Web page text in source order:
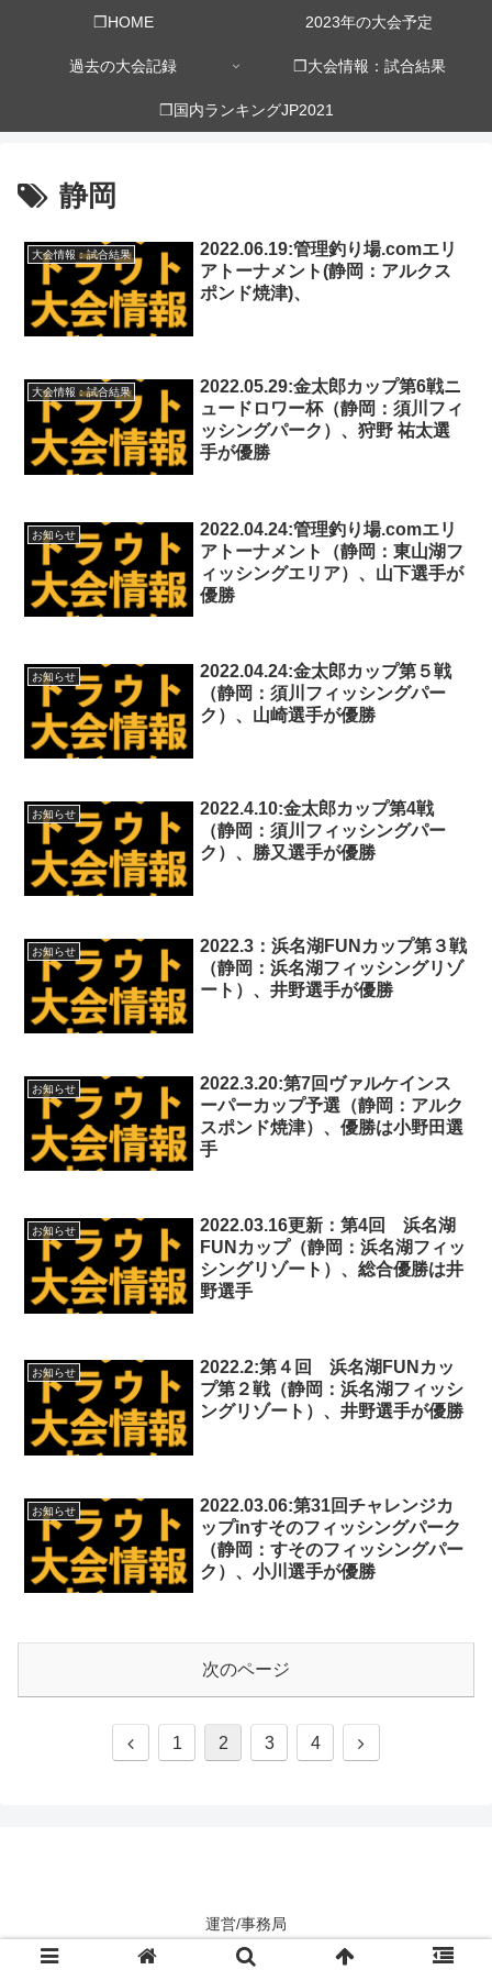
❒HOME 2023年の大会予定
過去の大会記録 ❒大会情報：試合結果
❒国内ランキングJP2021
静岡
大会情報：試合結果
2022.06.19:管理釣り場.comエリ
アトーナメント(静岡：アルクス
ポンド焼津)、
大会情報：試合結果
2022.05.29:金太郎カップ第6戦ニ
ュードロワー杯（静岡：須川フィ
ッシングパーク）、狩野 祐太選
手が優勝
お知らせ
2022.04.24:管理釣り場.comエリ
アトーナメント（静岡：東山湖フ
ィッシングエリア）、山下選手が
優勝
お知らせ
2022.04.24:金太郎カップ第５戦
（静岡：須川フィッシングパー
ク）、山崎選手が優勝
お知らせ
2022.4.10:金太郎カップ第4戦
（静岡：須川フィッシングパー
ク）、勝又選手が優勝
お知らせ
2022.3：浜名湖FUNカップ第３戦
（静岡：浜名湖フィッシングリゾ
ート）、井野選手が優勝
お知らせ
2022.3.20:第7回ヴァルケインス
ーパーカップ予選（静岡：アルク
スポンド焼津）、優勝は小野田選
手
お知らせ
2022.03.16更新：第4回 浜名湖
FUNカップ（静岡：浜名湖フィッ
シングリゾート）、総合優勝は井
野選手
お知らせ
2022.2:第４回 浜名湖FUNカッ
プ第２戦（静岡：浜名湖フィッシ
ングリゾート）、井野選手が優勝
お知らせ
2022.03.06:第31回チャレンジカ
ップinすそのフィッシングパーク
（静岡：すそのフィッシングパー
ク）、小川選手が優勝
次のページ
1 2 3 4
運営/事務局
Copyright © areatroutjapan All Rights Reserved.